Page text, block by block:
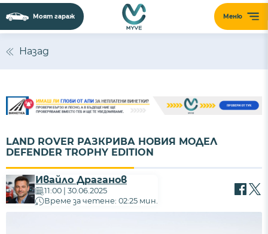
Меню
Моят гараж
Назад
LAND ROVER РАЗКРИВА НОВИЯ МОДЕЛ
DEFENDER TROPHY EDITION
Ивайло Драганов
11:00 | 30.06.2025
Време за четене: 02:25 мин.